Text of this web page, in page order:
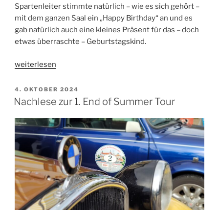
Spartenleiter stimmte natürlich – wie es sich gehört –
mit dem ganzen Saal ein „Happy Birthday“ an und es
gab natürlich auch eine kleines Präsent für das – doch
etwas überraschte – Geburtstagskind.
„Würdiger
mit
der
End
of
Summer
Tour“
weiterlesen
VERÖFFENTLICHT
AM
4. OKTOBER 2024
Nachlese zur 1. End of Summer Tour